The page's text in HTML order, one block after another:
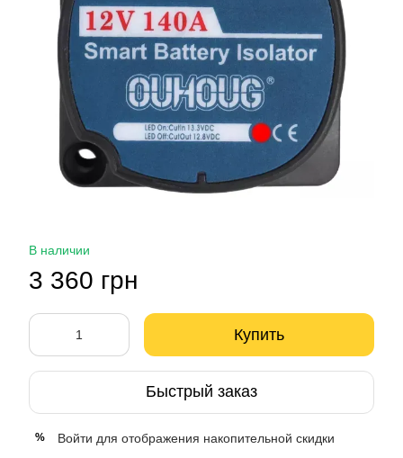
В наличии
3 360 грн
Купить
Быстрый заказ
% Войти для отображения накопительной скидки